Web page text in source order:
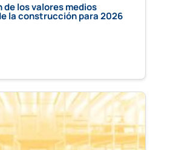
los valores medios
la construcción para 2026